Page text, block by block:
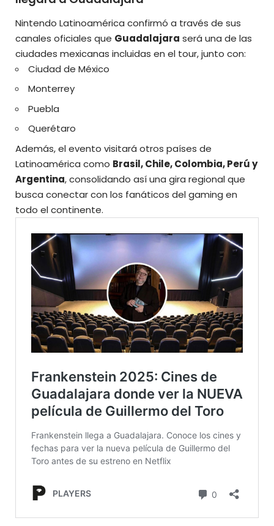
Nintendo Latinoamérica confirmó a través de sus
canales oficiales que Guadalajara será una de las
ciudades mexicanas incluidas en el tour, junto con:
Ciudad de México
Monterrey
Puebla
Querétaro
Además, el evento visitará otros países de
Latinoamérica como Brasil, Chile, Colombia, Perú y
Argentina, consolidando así una gira regional que
busca conectar con los fanáticos del gaming en
todo el continente.